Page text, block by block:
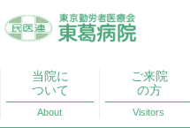
当院に
ついて
About
ご来院
の方
Visitors